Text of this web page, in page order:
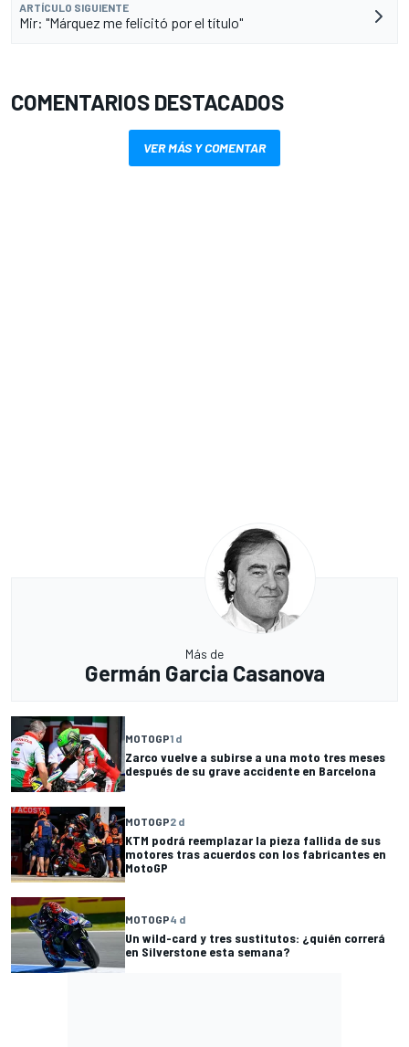
ARTÍCULO SIGUIENTE
Mir: "Márquez me felicitó por el título"
COMENTARIOS DESTACADOS
VER MÁS Y COMENTAR
Más de
Germán Garcia Casanova
MOTOGP1 d
Zarco vuelve a subirse a una moto tres meses
después de su grave accidente en Barcelona
MOTOGP2 d
KTM podrá reemplazar la pieza fallida de sus
motores tras acuerdos con los fabricantes en
MotoGP
MOTOGP4 d
Un wild-card y tres sustitutos: ¿quién correrá
en Silverstone esta semana?